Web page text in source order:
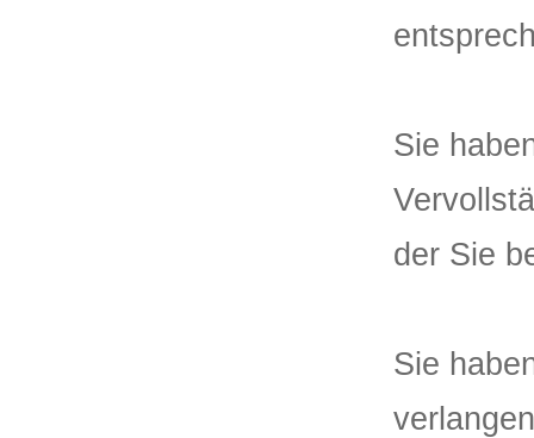
Sie
der Sie
Sie